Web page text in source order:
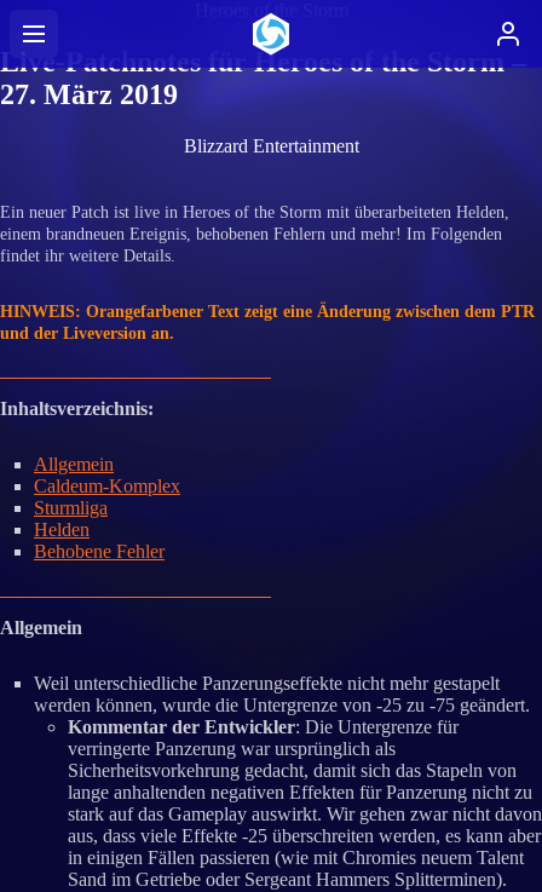
Heroes of the Storm
Live-Patchnotes für Heroes of the Storm –
27. März 2019
Blizzard Entertainment
Ein neuer Patch ist live in Heroes of the Storm mit überarbeiteten Helden,
einem brandneuen Ereignis, behobenen Fehlern und mehr! Im Folgenden
findet ihr weitere Details.
HINWEIS: Orangefarbener Text zeigt eine Änderung zwischen dem PTR
und der Liveversion an.
Inhaltsverzeichnis:
Allgemein
Caldeum-Komplex
Sturmliga
Helden
Behobene Fehler
Allgemein
Weil unterschiedliche Panzerungseffekte nicht mehr gestapelt
werden können, wurde die Untergrenze von -25 zu -75 geändert.
Kommentar der Entwickler: Die Untergrenze für
verringerte Panzerung war ursprünglich als
Sicherheitsvorkehrung gedacht, damit sich das Stapeln von
lange anhaltenden negativen Effekten für Panzerung nicht zu
stark auf das Gameplay auswirkt. Wir gehen zwar nicht davon
aus, dass viele Effekte -25 überschreiten werden, es kann aber
in einigen Fällen passieren (wie mit Chromies neuem Talent
Sand im Getriebe oder Sergeant Hammers Splitterminen).